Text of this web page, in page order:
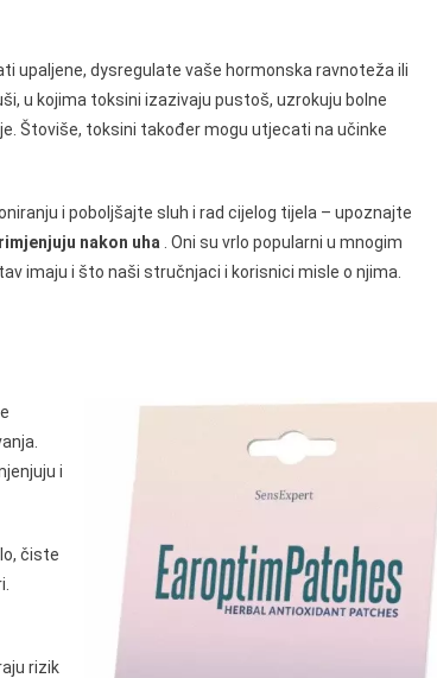
upaljene, dysregulate vaše hormonska ravnoteža ili
u kojima toksini izazivaju pustoš, uzrokuju bolne
Štoviše, toksini također mogu utjecati na učinke
i poboljšajte sluh i rad cijelog tijela – upoznajte
nakon uha . Oni su vrlo popularni u mnogim
imaju i što naši stručnjaci i korisnici misle o njima.
i
čiste
rizik